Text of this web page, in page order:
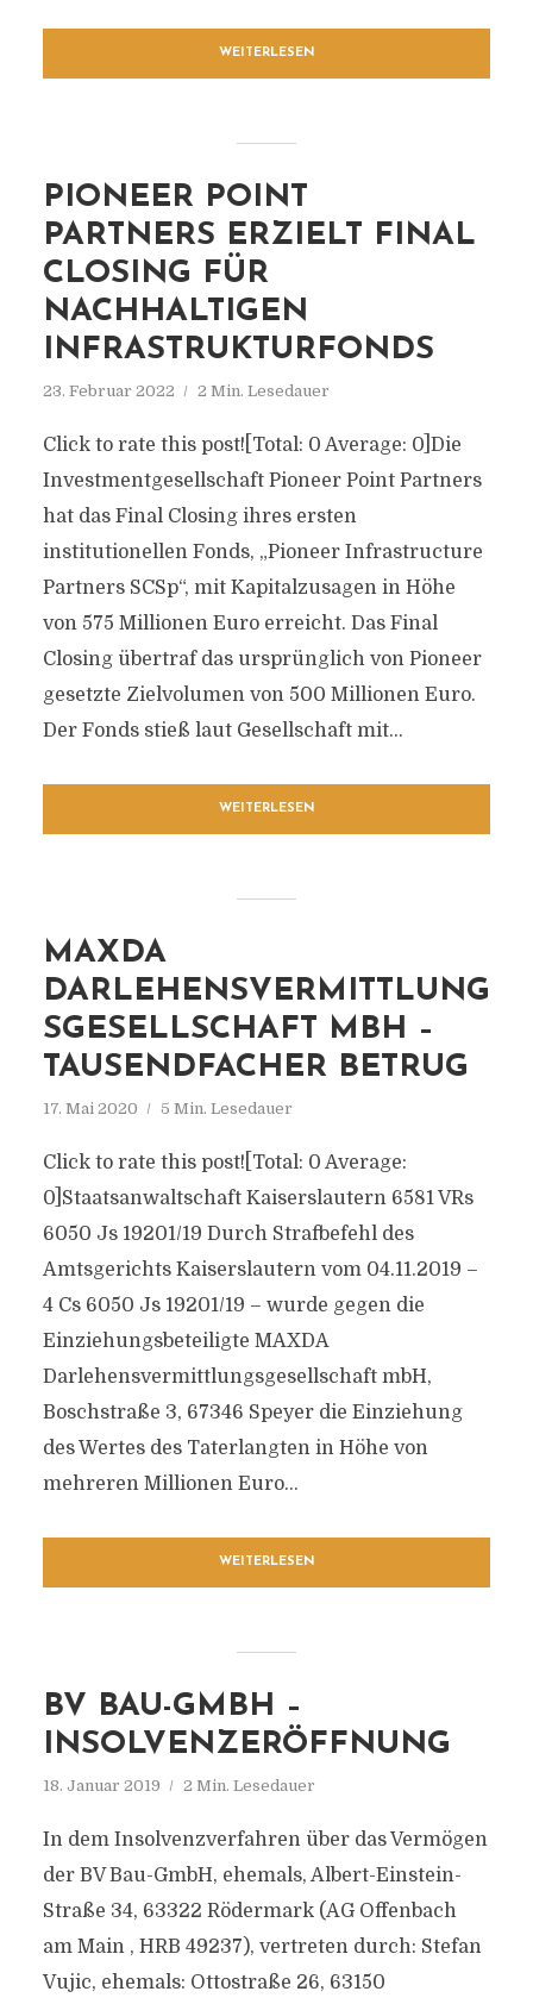
WEITERLESEN
PIONEER POINT
PARTNERS ERZIELT FINAL
CLOSING FÜR
NACHHALTIGEN
INFRASTRUKTURFONDS
23. Februar 2022 2 Min. Lesedauer
Click to rate this post![Total: 0 Average: 0]Die
Investmentgesellschaft Pioneer Point Partners
hat das Final Closing ihres ersten
institutionellen Fonds, „Pioneer Infrastructure
Partners SCSp“, mit Kapitalzusagen in Höhe
von 575 Millionen Euro erreicht. Das Final
Closing übertraf das ursprünglich von Pioneer
gesetzte Zielvolumen von 500 Millionen Euro.
Der Fonds stieß laut Gesellschaft mit...
WEITERLESEN
MAXDA
DARLEHENSVERMITTLUNG
SGESELLSCHAFT MBH –
TAUSENDFACHER BETRUG
17. Mai 2020 5 Min. Lesedauer
Click to rate this post![Total: 0 Average:
0]Staatsanwaltschaft Kaiserslautern 6581 VRs
6050 Js 19201/19 Durch Strafbefehl des
Amtsgerichts Kaiserslautern vom 04.11.2019 –
4 Cs 6050 Js 19201/19 – wurde gegen die
Einziehungsbeteiligte MAXDA
Darlehensvermittlungsgesellschaft mbH,
Boschstraße 3, 67346 Speyer die Einziehung
des Wertes des Taterlangten in Höhe von
mehreren Millionen Euro...
WEITERLESEN
BV BAU-GMBH –
INSOLVENZERÖFFNUNG
18. Januar 2019 2 Min. Lesedauer
In dem Insolvenzverfahren über das Vermögen
der BV Bau-GmbH, ehemals, Albert-Einstein-
Straße 34, 63322 Rödermark (AG Offenbach
am Main , HRB 49237), vertreten durch: Stefan
Vujic, ehemals: Ottostraße 26, 63150